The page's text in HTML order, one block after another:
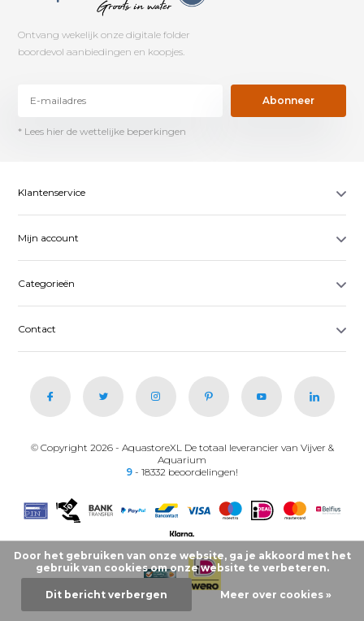
Ontvang wekelijk onze digitale folder
boordevol aanbiedingen en koopjes.
Abonneer
* Lees hier de wettelijke beperkingen
Klantenservice
Mijn account
Categorieën
Contact
© Copyright 2026 - AquastoreXL De totaal leverancier van Vijver &
Aquarium
9 - 18332 beoordelingen!
Door het gebruiken van onze website, ga je akkoord met het
gebruik van cookies om onze website te verbeteren.
Dit bericht verbergen Meer over cookies »